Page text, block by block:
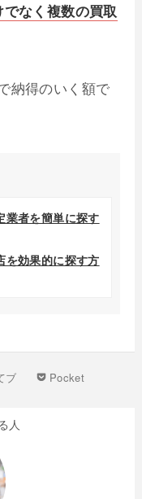
なく複数の買取
納得のいく額で
業者を簡単に探す
を効果的に探す方
ブ Pocket
人